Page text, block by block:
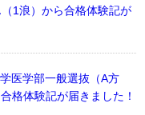
1浪）から合格体験記が
医学部一般選抜（A方
格体験記が届きました！